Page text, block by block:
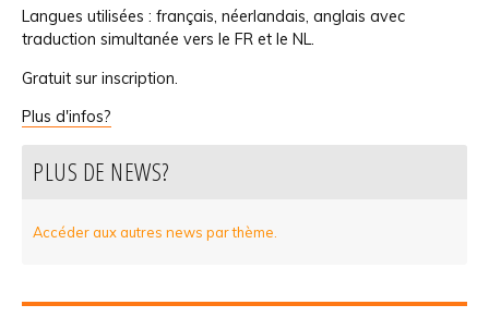
Langues utilisées : français, néerlandais, anglais avec
traduction simultanée vers le FR et le NL.
Gratuit sur inscription.
Plus d'infos?
PLUS DE NEWS?
Accéder aux autres news par thème.